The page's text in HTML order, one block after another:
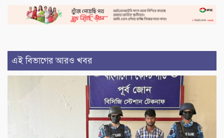
এই বিভাগের আরও খবর